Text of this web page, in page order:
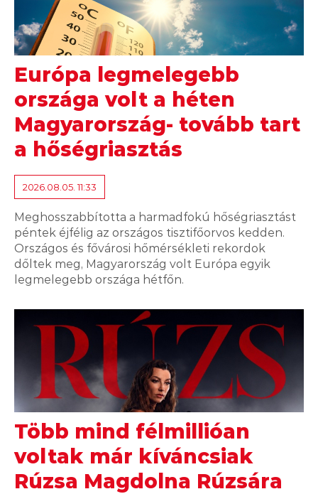
Európa legmelegebb
országa volt a héten
Magyarország- tovább tart
a hőségriasztás
2026.08.05. 11:33
Meghosszabbította a harmadfokú hőségriasztást
péntek éjfélig az országos tisztifőorvos kedden.
Országos és fővárosi hőmérsékleti rekordok
dőltek meg, Magyarország volt Európa egyik
legmelegebb országa hétfőn.
Több mind félmillióan
voltak már kíváncsiak
Rúzsa Magdolna Rúzsára